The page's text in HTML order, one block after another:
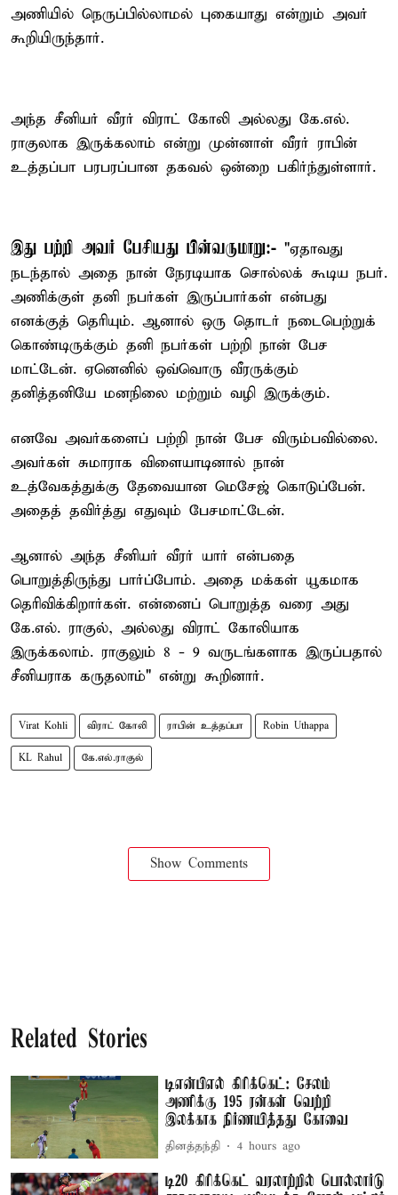
அணியில் நெருப்பில்லாமல் புகையாது என்றும் அவர்
கூறியிருந்தார்.
அந்த சீனியர் வீரர் விராட் கோலி அல்லது கே.எல்.
ராகுலாக இருக்கலாம் என்று முன்னாள் வீரர் ராபின்
உத்தப்பா பரபரப்பான தகவல் ஒன்றை பகிர்ந்துள்ளார்.
இது பற்றி அவர் பேசியது பின்வருமாறு:- "ஏதாவது
நடந்தால் அதை நான் நேரடியாக சொல்லக் கூடிய நபர்.
அணிக்குள் தனி நபர்கள் இருப்பார்கள் என்பது
எனக்குத் தெரியும். ஆனால் ஒரு தொடர் நடைபெற்றுக்
கொண்டிருக்கும் தனி நபர்கள் பற்றி நான் பேச
மாட்டேன். ஏனெனில் ஒவ்வொரு வீரருக்கும்
தனித்தனியே மனநிலை மற்றும் வழி இருக்கும்.
எனவே அவர்களைப் பற்றி நான் பேச விரும்பவில்லை.
அவர்கள் சுமாராக விளையாடினால் நான்
உத்வேகத்துக்கு தேவையான மெசேஜ் கொடுப்பேன்.
அதைத் தவிர்த்து எதுவும் பேசமாட்டேன்.
ஆனால் அந்த சீனியர் வீரர் யார் என்பதை
பொறுத்திருந்து பார்ப்போம். அதை மக்கள் யூகமாக
தெரிவிக்கிறார்கள். என்னைப் பொறுத்த வரை அது
கே.எல். ராகுல், அல்லது விராட் கோலியாக
இருக்கலாம். ராகுலும் 8 - 9 வருடங்களாக இருப்பதால்
சீனியராக கருதலாம்" என்று கூறினார்.
Virat Kohli விராட் கோலி ராபின் உத்தப்பா Robin Uthappa
KL Rahul கே.எல்.ராகுல்
Show Comments
Related Stories
டிஎன்பிஎல் கிரிக்கெட்: சேலம்
அணிக்கு 195 ரன்கள் வெற்றி
இலக்காக நிர்ணயித்தது கோவை
தினத்தந்தி 4 hours ago
டி20 கிரிக்கெட் வரலாற்றில் பொல்லார்டு